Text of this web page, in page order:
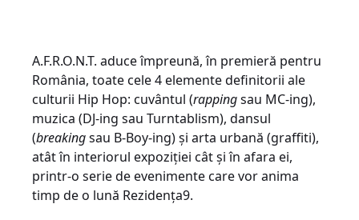
A.F.R.O.N.T. aduce împreună, în premieră pentru
România, toate cele 4 elemente definitorii ale
culturii Hip Hop: cuvântul (rappingsau MC-ing),
muzica (DJ-ing sau Turntablism), dansul
(breakingsau B-Boy-ing) și arta urbană (graffiti),
atât în interiorul expoziției cât și în afara ei,
printr-o serie de evenimente care vor anima
timp de o lună Rezidența9.